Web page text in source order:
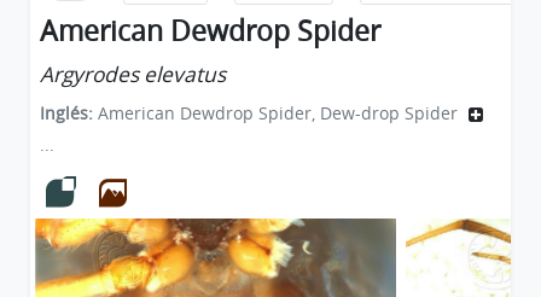
American Dewdrop Spider
Argyrodes elevatus
Inglés: American Dewdrop Spider, Dew-drop Spider
...